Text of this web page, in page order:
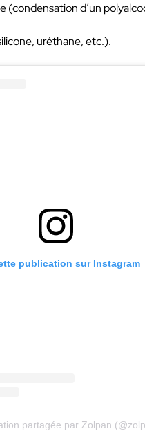
(condensation d’un
uréthane, etc.).
publication sur Instagram
partagée par Zolpan